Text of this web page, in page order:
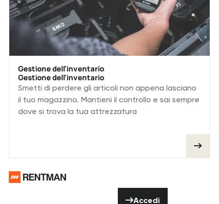
Gestione dell'inventario
Gestione dell'inventario
Smetti di perdere gli articoli non appena lasciano
il tuo magazzino. Mantieni il controllo e sai sempre
dove si trova la tua attrezzatura
Accedi